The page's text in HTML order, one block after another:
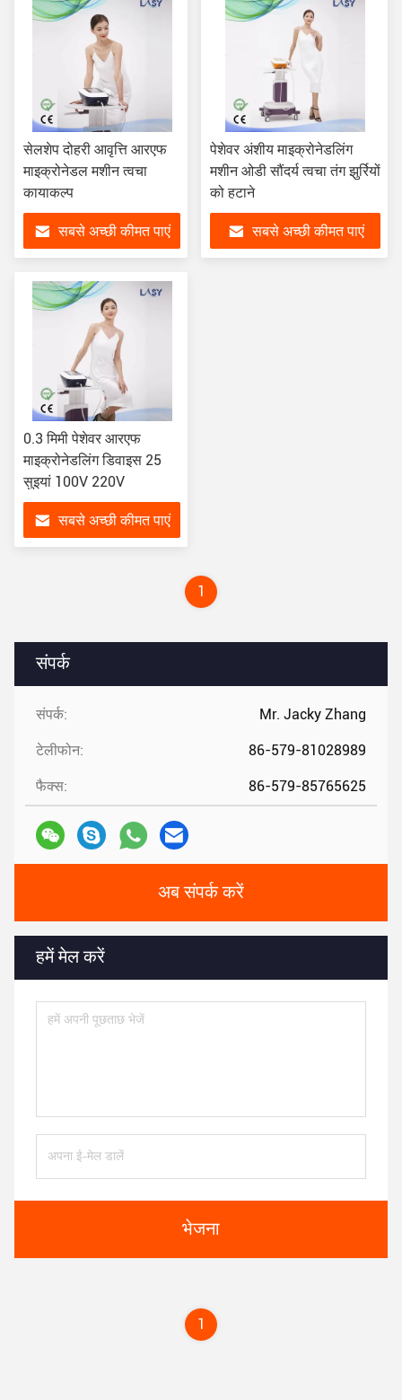
संपर्क
संपर्क: Mr. Jacky Zhang
टेलीफोन: 86-579-81028989
फैक्स: 86-579-85765625
अब संपर्क करें
हमें मेल करें
भेजना
सेलशेप दोहरी आवृत्ति आरएफ
माइक्रोनेडल मशीन त्वचा
कायाकल्प
सबसे अच्छी कीमत पाएं
पेशेवर अंशीय माइक्रोनेडलिंग
मशीन ओडी सौंदर्य त्वचा तंग झुर्रियों
को हटाने
सबसे अच्छी कीमत पाएं
0.3 मिमी पेशेवर आरएफ
माइक्रोनेडलिंग डिवाइस 25
सुइयां 100V 220V
सबसे अच्छी कीमत पाएं
1
1